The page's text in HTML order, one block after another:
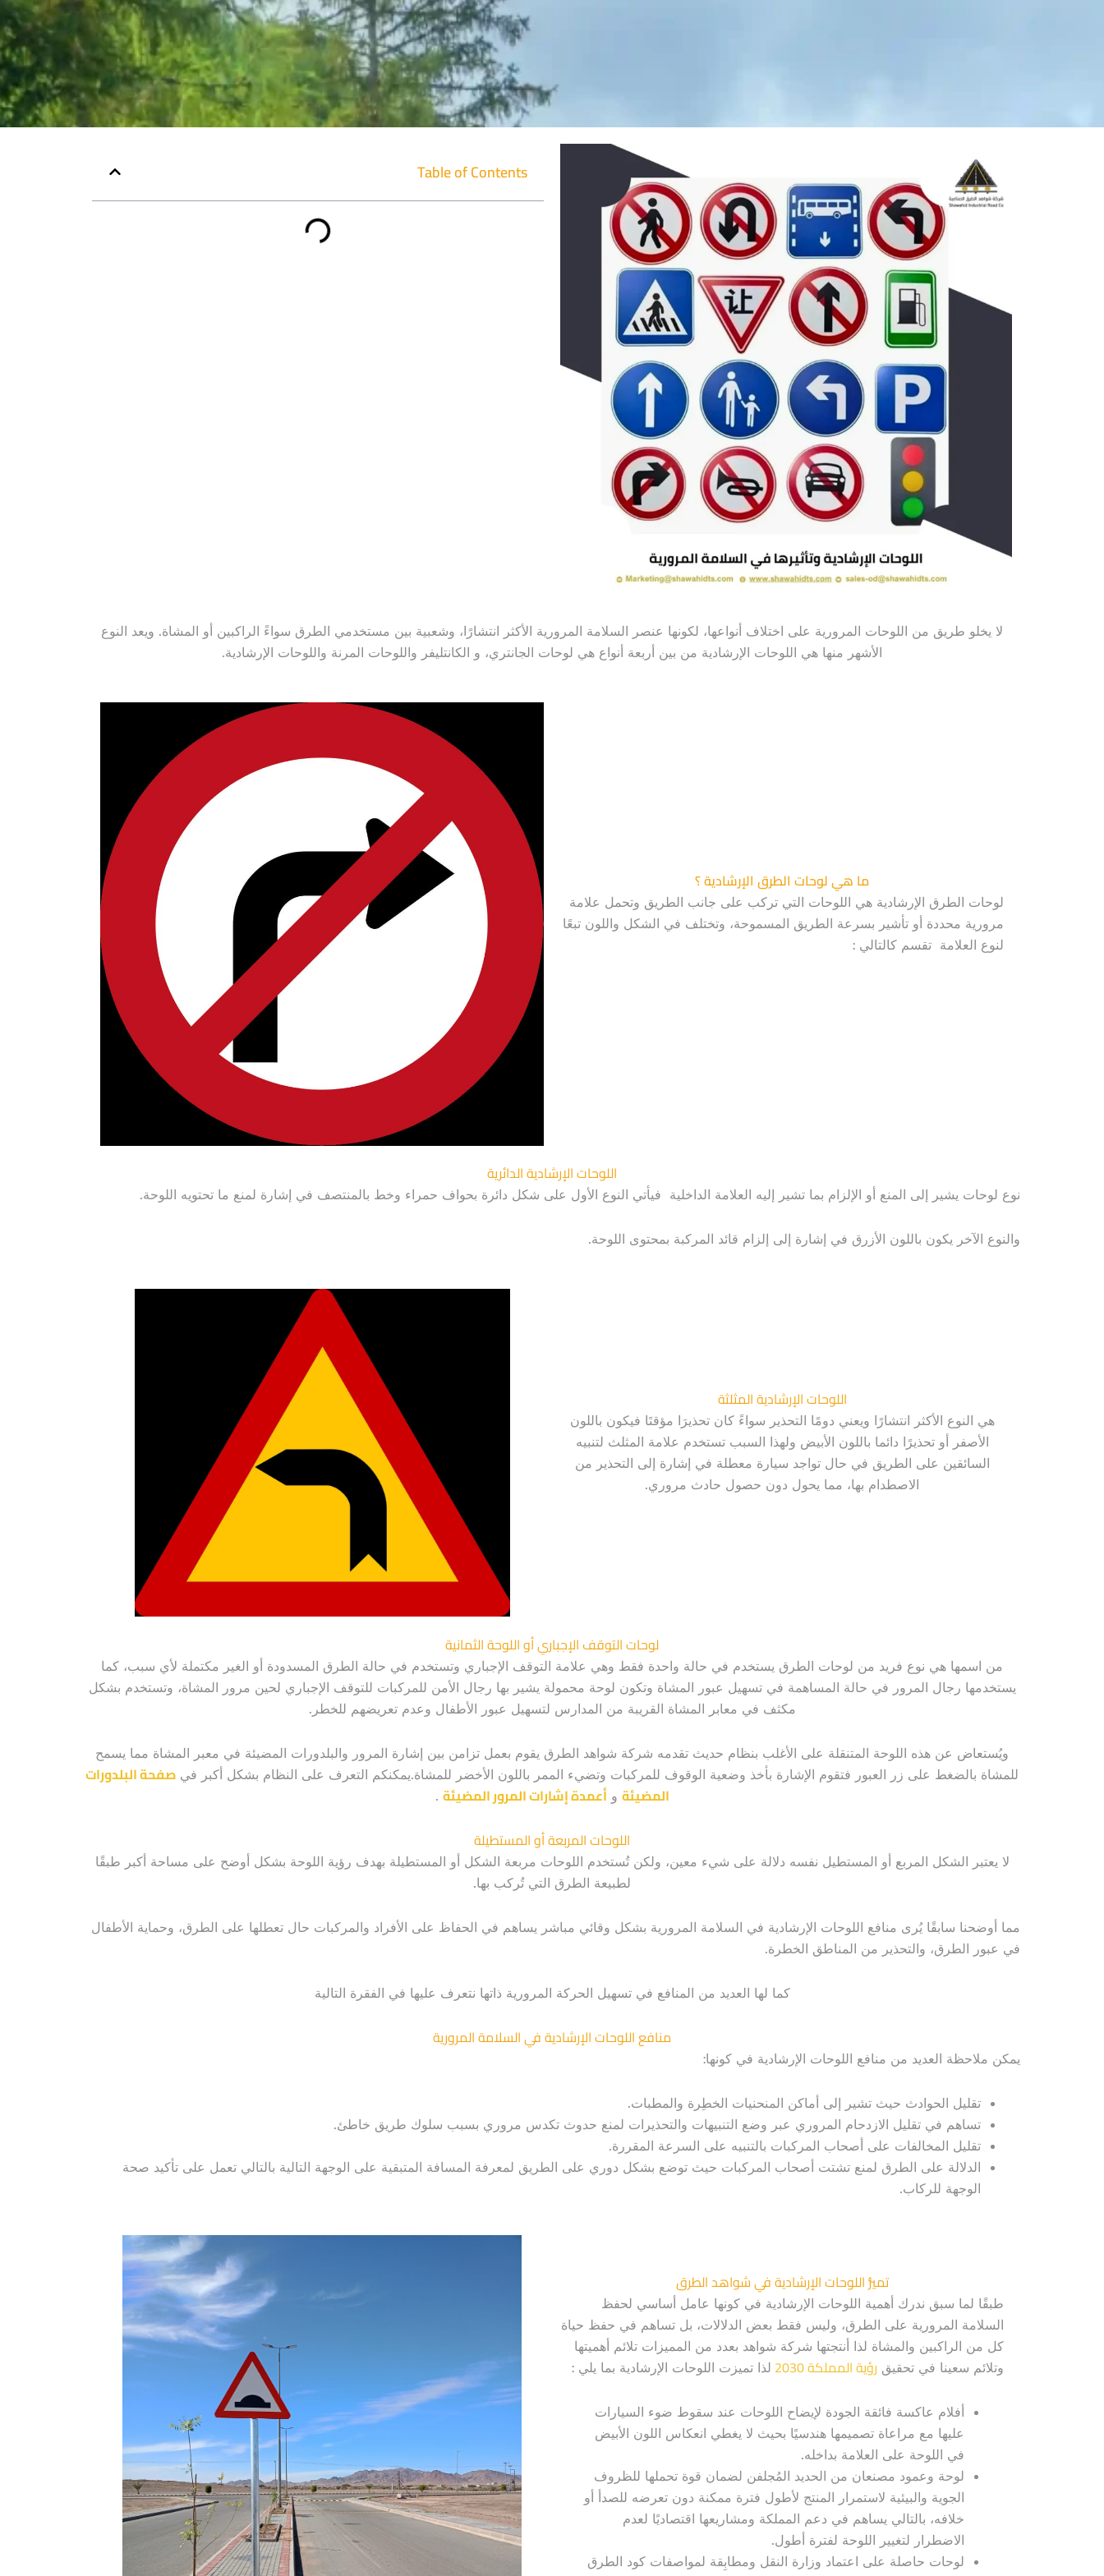
Table of Contents
لا يخلو طريق من اللوحات المرورية على اختلاف أنواعها، لكونها عنصر السلامة المرورية الأكثر انتشارًا، وشعبية بين مستخدمي الطرق سواءً الراكبين أو المشاة. ويعد النوع
الأشهر منها هي اللوحات الإرشادية من بين أربعة أنواع هي لوحات الجانتري، و الكانتليفر واللوحات المرنة واللوحات الإرشادية.
ما هي لوحات الطرق الإرشادية ؟
لوحات الطرق الإرشادية هي اللوحات التي تركب على جانب الطريق وتحمل علامة
مرورية محددة أو تأشير بسرعة الطريق المسموحة، وتختلف في الشكل واللون تبعًا
لنوع العلامة تقسم كالتالي :
اللوحات الإرشادية الدائرية
نوع لوحات يشير إلى المنع أو الإلزام بما تشير إليه العلامة الداخلية فيأتي النوع الأول على شكل دائرة بحواف حمراء وخط بالمنتصف في إشارة لمنع ما تحتويه اللوحة.
والنوع الآخر يكون باللون الأزرق في إشارة إلى إلزام قائد المركبة بمحتوى اللوحة.
اللوحات الإرشادية المثلثة
هي النوع الأكثر انتشارًا ويعني دومًا التحذير سواءً كان تحذيرَا مؤقتَا فيكون باللون
الأصفر أو تحذيرًا دائما باللون الأبيض ولهذا السبب تستخدم علامة المثلث لتنبيه
السائقين على الطريق في حال تواجد سيارة معطلة في إشارة إلى التحذير من
الاصطدام بها، مما يحول دون حصول حادث مروري.
لوحات التوقف الإجباري أو اللوحة الثمانية
من اسمها هي نوع فريد من لوحات الطرق يستخدم في حالة واحدة فقط وهي علامة التوقف الإجباري وتستخدم في حالة الطرق المسدودة أو الغير مكتملة لأي سبب، كما
يستخدمها رجال المرور في حالة المساهمة في تسهيل عبور المشاة وتكون لوحة محمولة يشير بها رجال الأمن للمركبات للتوقف الإجباري لحين مرور المشاة، وتستخدم بشكل
مكثف في معابر المشاة القريبة من المدارس لتسهيل عبور الأطفال وعدم تعريضهم للخطر.
ويُستعاض عن هذه اللوحة المتنقلة على الأغلب بنظام حديث تقدمه شركة شواهد الطرق يقوم بعمل تزامن بين إشارة المرور والبلدورات المضيئة في معبر المشاة مما يسمح
للمشاة بالضغط على زر العبور فتقوم الإشارة بأخذ وضعية الوقوف للمركبات وتضيء الممر باللون الأخضر للمشاة.يمكنكم التعرف على النظام بشكل أكبر في صفحة البلدورات
المضيئة وأعمدة إشارات المرور المضيئة .
اللوحات المربعة أو المستطيلة
لا يعتبر الشكل المربع أو المستطيل نفسه دلالة على شيء معين، ولكن تُستخدم اللوحات مربعة الشكل أو المستطيلة بهدف رؤية اللوحة بشكل أوضح على مساحة أكبر طبقًا
لطبيعة الطرق التي تُركب بها.
مما أوضحنا سابقًا يُرى منافع اللوحات الإرشادية في السلامة المرورية بشكل وقائي مباشر يساهم في الحفاظ على الأفراد والمركبات حال تعطلها على الطرق، وحماية الأطفال
في عبور الطرق، والتحذير من المناطق الخطرة.
كما لها العديد من المنافع في تسهيل الحركة المرورية ذاتها نتعرف عليها في الفقرة التالية
منافع اللوحات الإرشادية في السلامة المرورية
يمكن ملاحظة العديد من منافع اللوحات الإرشادية في كونها:
تقليل الحوادث حيث تشير إلى أماكن المنحنيات الخطِرة والمطبات.
تساهم في تقليل الازدحام المروري عبر وضع التنبيهات والتحذيرات لمنع حدوث تكدس مروري بسبب سلوك طريق خاطئ.
تقليل المخالفات على أصحاب المركبات بالتنبيه على السرعة المقررة.
الدلالة على الطرق لمنع تشتت أصحاب المركبات حيث توضع بشكل دوري على الطريق لمعرفة المسافة المتبقية على الوجهة التالية بالتالي تعمل على تأكيد صحة
الوجهة للركاب.
تميُّز اللوحات الإرشادية في شواهد الطرق
طبقًا لما سبق ندرك أهمية اللوحات الإرشادية في كونها عامل أساسي لحفظ
السلامة المرورية على الطرق، وليس فقط بعض الدلالات، بل تساهم في حفظ حياة
كل من الراكبين والمشاة لذا أنتجتها شركة شواهد بعدد من المميزات تلائم أهميتها
وتلائم سعينا في تحقيق رؤية المملكة 2030 لذا تميزت اللوحات الإرشادية بما يلي :
أفلام عاكسة فائقة الجودة لإيضاح اللوحات عند سقوط ضوء السيارات
عليها مع مراعاة تصميمها هندسيًا بحيث لا يغطي انعكاس اللون الأبيض
في اللوحة على العلامة بداخله.
لوحة وعمود مصنعان من الحديد المُجلفن لضمان قوة تحملها للظروف
الجوية والبيئية لاستمرار المنتج لأطول فترة ممكنة دون تعرضه للصدأ أو
خلافه، بالتالي يساهم في دعم المملكة ومشاريعها اقتصاديًا لعدم
الاضطرار لتغيير اللوحة لفترة أطول.
لوحات حاصلة على اعتماد وزارة النقل ومطابِقة لمواصفات كود الطرق